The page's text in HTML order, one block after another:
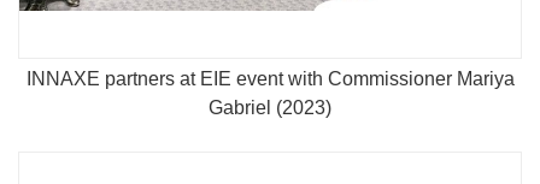
INNAXE partners at EIE event with Commissioner Mariya
Gabriel (2023)